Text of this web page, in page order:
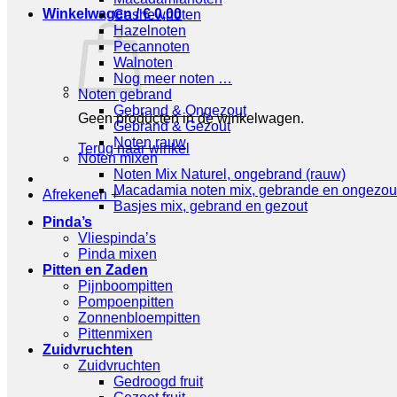
Winkelwagen /€0,00
Geen producten in de winkelwagen.
Terug naar winkel
Afrekenen +
Cashewnoten
Hazelnoten
Pecannoten
Walnoten
Nog meer noten …
Noten gebrand
Gebrand & Ongezout
Gebrand & Gezout
Noten rauw
Noten mixen
Noten Mix Naturel, ongebrand (rauw)
Macadamia noten mix, gebrande en
Basjes mix, gebrand en gezout
Pinda’s
Vliespinda’s
Pinda mixen
Pitten en Zaden
Pijnboompitten
Pompoenpitten
Zonnenbloempitten
Pittenmixen
Zuidvruchten
Zuidvruchten
Gedroogd fruit